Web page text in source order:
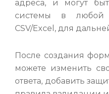
адреса, и могут
системы в
CSV/Excel, для
После создания
можете изменить
ответа, добавить